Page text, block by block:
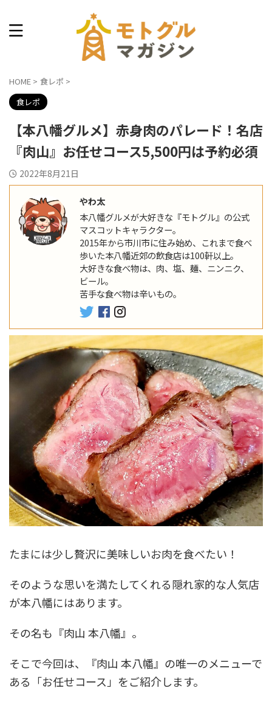
HOME > 食レポ >
食レポ
【本八幡グルメ】赤身肉のパレード！名店
『肉山』お任せコース5,500円は予約必須
2022年8月21日
やわ太
本八幡グルメが大好きな『モトグル』の公式
マスコットキャラクター。
2015年から市川市に住み始め、これまで食べ
歩いた本八幡近郊の飲食店は100軒以上。
大好きな食べ物は、肉、塩、麺、ニンニク、
ビール。
苦手な食べ物は辛いもの。
たまには少し贅沢に美味しいお肉を食べたい！
そのような思いを満たしてくれる隠れ家的な人気店
が本八幡にはあります。
その名も『肉山 本八幡』。
そこで今回は、『肉山 本八幡』の唯一のメニューで
ある「お任せコース」をご紹介します。